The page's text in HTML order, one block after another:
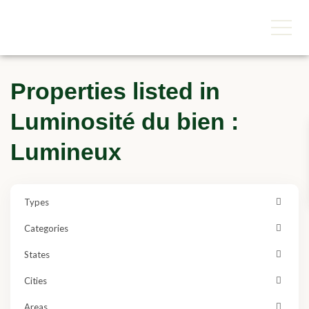
Properties listed in
Luminosité du bien :
Lumineux
Types
Categories
States
Cities